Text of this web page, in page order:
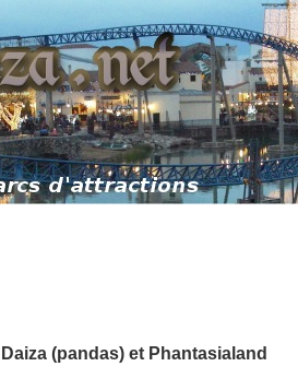
(pandas) et Phantasialand